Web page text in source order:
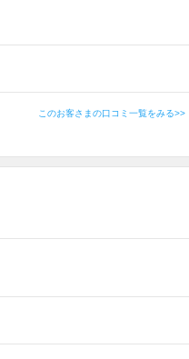
このお客さまの口コミ一覧をみる>>